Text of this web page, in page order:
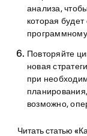
анализа,
которая
Повторяйте
новая
при
возможно,
Читать статью